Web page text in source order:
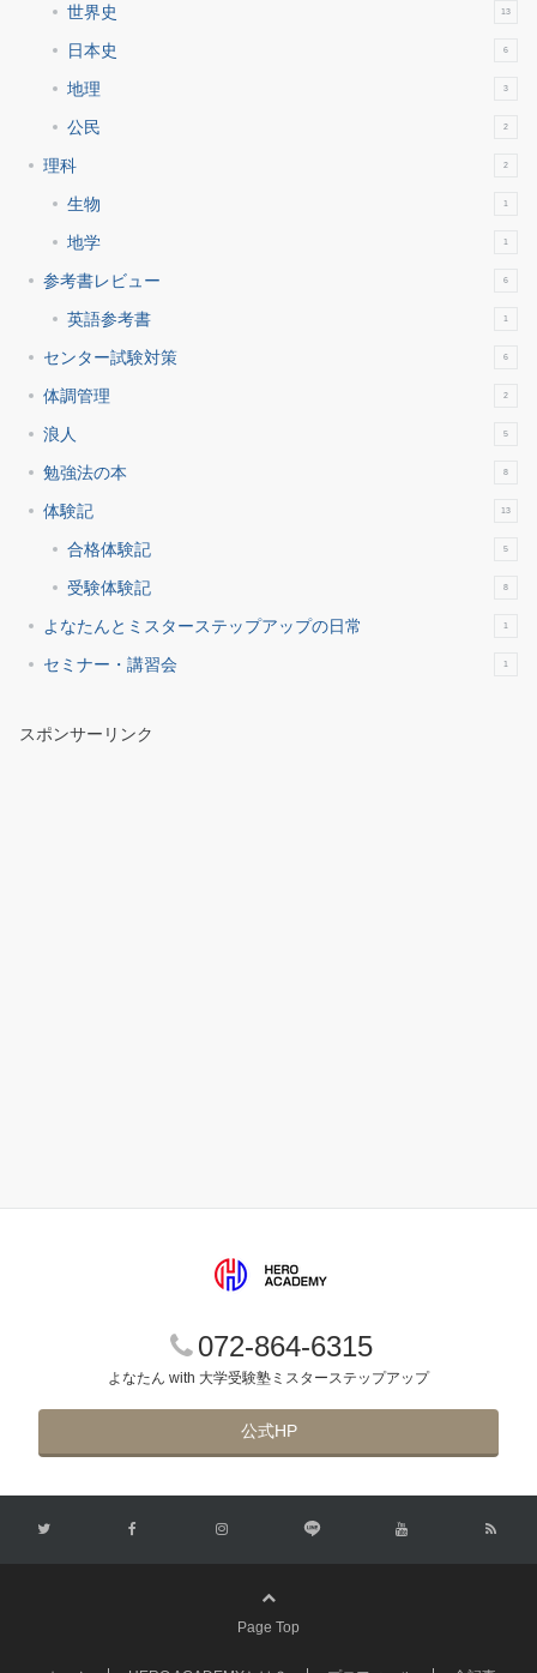
世界史 13
日本史 6
地理 3
公民 2
理科 2
生物 1
地学 1
参考書レビュー 6
英語参考書 1
センター試験対策 6
体調管理 2
浪人 5
勉強法の本 8
体験記 13
合格体験記 5
受験体験記 8
よなたんとミスターステップアップの日常 1
セミナー・講習会 1
スポンサーリンク
072-864-6315
よなたん with 大学受験塾ミスターステップアップ
公式HP
Page Top